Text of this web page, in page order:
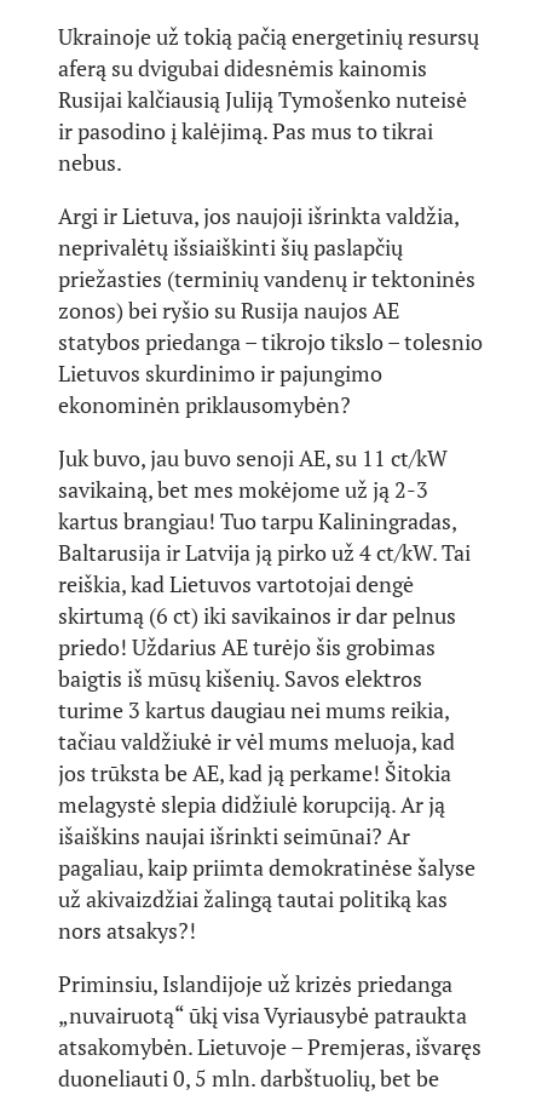
Ukrainoje už tokią pačią energetinių resursų
aferą su dvigubai didesnėmis kainomis
Rusijai kalčiausią Juliją Tymošenko nuteisė
ir pasodino į kalėjimą. Pas mus to tikrai
nebus.
Argi ir Lietuva, jos naujoji išrinkta valdžia,
neprivalėtų išsiaiškinti šių paslapčių
priežasties (terminių vandenų ir tektoninės
zonos) bei ryšio su Rusija naujos AE
statybos priedanga – tikrojo tikslo – tolesnio
Lietuvos skurdinimo ir pajungimo
ekonominėn priklausomybėn?
Juk buvo, jau buvo senoji AE, su 11 ct/kW
savikainą, bet mes mokėjome už ją 2-3
kartus brangiau! Tuo tarpu Kaliningradas,
Baltarusija ir Latvija ją pirko už 4 ct/kW. Tai
reiškia, kad Lietuvos vartotojai dengė
skirtumą (6 ct) iki savikainos ir dar pelnus
priedo! Uždarius AE turėjo šis grobimas
baigtis iš mūsų kišenių. Savos elektros
turime 3 kartus daugiau nei mums reikia,
tačiau valdžiukė ir vėl mums meluoja, kad
jos trūksta be AE, kad ją perkame! Šitokia
melagystė slepia didžiulė korupciją. Ar ją
išaiškins naujai išrinkti seimūnai? Ar
pagaliau, kaip priimta demokratinėse šalyse
už akivaizdžiai žalingą tautai politiką kas
nors atsakys?!
Priminsiu, Islandijoje už krizės priedanga
„nuvairuotą“ ūkį visa Vyriausybė patraukta
atsakomybėn. Lietuvoje – Premjeras, išvaręs
duoneliauti 0, 5 mln. darbštuolių, bet be